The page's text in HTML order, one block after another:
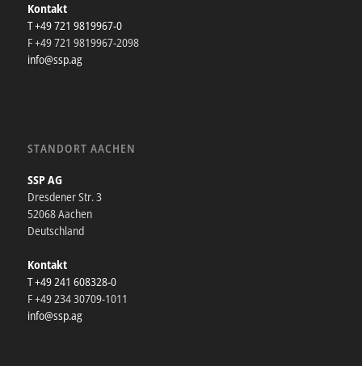
Kontakt
T +49 721 9819967-0
F +49 721 9819967-2098
info@ssp.ag
STANDORT AACHEN
SSP AG
Dresdener Str. 3
52068 Aachen
Deutschland
Kontakt
T +49 241 608328-0
F +49 234 30709-1011
info@ssp.ag